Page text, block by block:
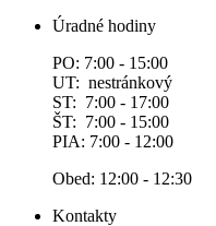
Úradné hodiny
PO: 7:00 - 15:00
UT: nestránkový
ST: 7:00 - 17:00
ŠT: 7:00 - 15:00
PIA: 7:00 - 12:00
Obed: 12:00 - 12:30
Kontakty